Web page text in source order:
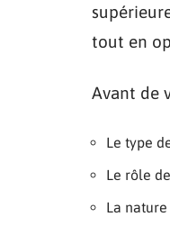
tout en
Avant de
Le type
Le rôle
La nature